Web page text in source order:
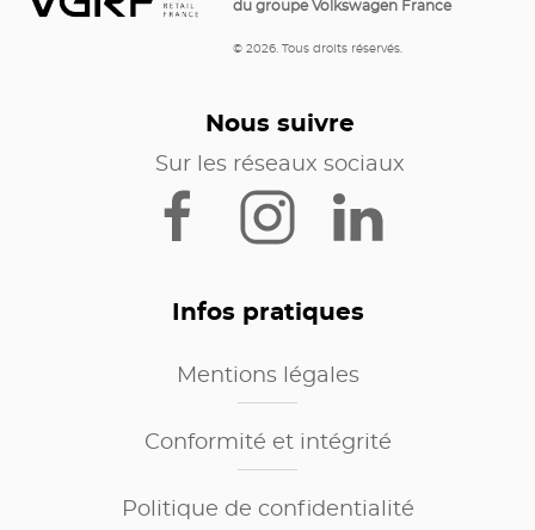
du groupe Volkswagen France
© 2026. Tous droits réservés.
Nous suivre
Sur les réseaux sociaux
Infos pratiques
Mentions légales
Conformité et intégrité
Politique de confidentialité